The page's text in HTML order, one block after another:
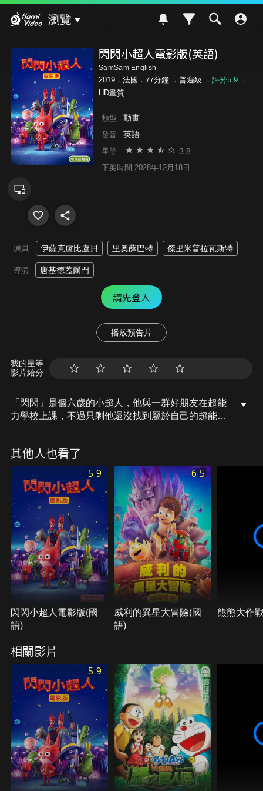
瀏覽
閃閃小超人電影版(英語)
SamSam English
2019．法國．77分鐘 ． 普遍級 ． 評分5.9．
HD畫質
類型 動畫
發音 英語
星等 3.8
下架時間 2028年12月18日
演員 伊薩克盧比盧貝 里奧薛巴特 傑里米普拉瓦斯特
導演 唐基德蓋爾門
請先登入
播放預告片
我的星等
影片給分
「閃閃」是個六歲的小超人，他與一群好朋友在超能
力學校上課，不過只剩他還沒找到屬於自己的超能
容。某天，超能力學校突然出現小女孩梅格，閃閃和
她變成了好搭檔。閃閃與梅格要如何攜手打倒馬斯國
王、保護宇宙呢？
其他人也看了
5.9
閃閃小超人電影版(國
語)
6.5
威利的異星大冒險(國
語)
熊熊大作
相關影片
5.9